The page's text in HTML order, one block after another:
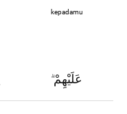
kepadamu
ۗعَلَيْهِمْ